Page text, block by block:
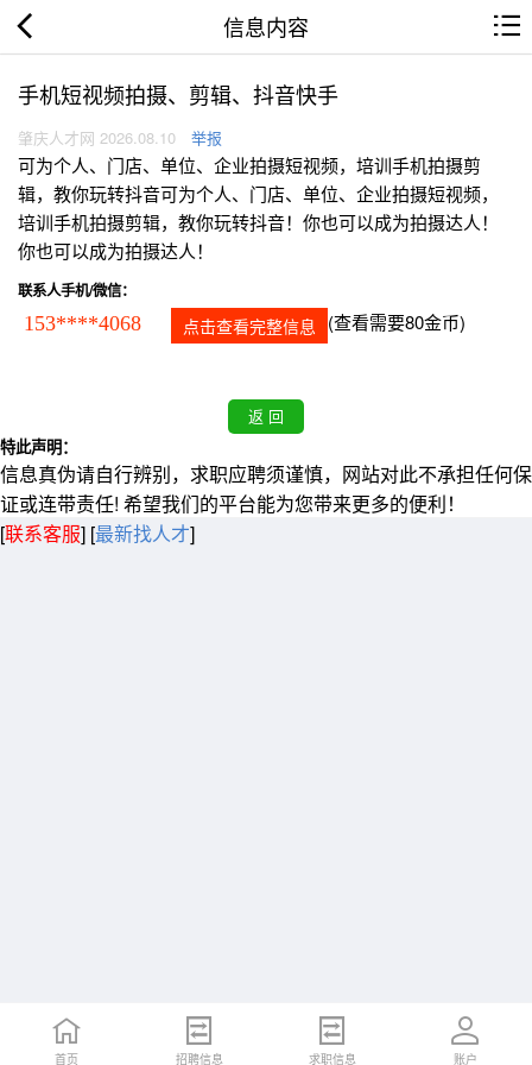
信息内容
手机短视频拍摄、剪辑、抖音快手
肇庆人才网 2026.08.10 举报
可为个人、门店、单位、企业拍摄短视频，培训手机拍摄剪
辑，教你玩转抖音可为个人、门店、单位、企业拍摄短视频，
培训手机拍摄剪辑，教你玩转抖音！你也可以成为拍摄达人！
你也可以成为拍摄达人！
联系人手机/微信：
153****4068 点击查看完整信息 (查看需要80金币)
特此声明：
信息真伪请自行辨别，求职应聘须谨慎，网站对此不承担任何保
证或连带责任! 希望我们的平台能为您带来更多的便利！
[联系客服] [最新找人才]
首页 招聘信息 求职信息 账户